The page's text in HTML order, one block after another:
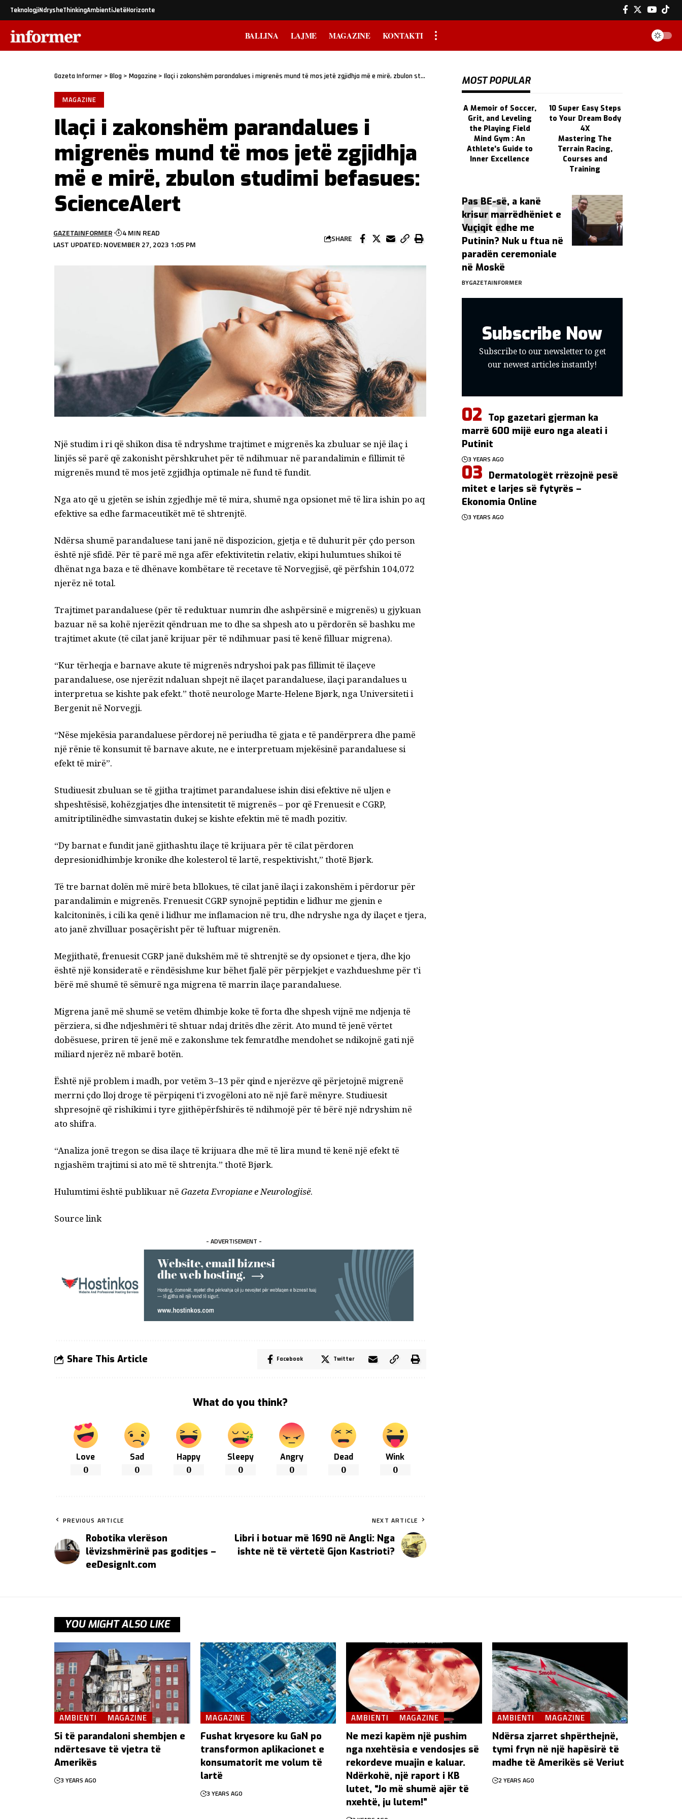
TeknologjiNdrysheThinkingAmbientiJetëHorizonte
BALLINA LAJME MAGAZINE KONTAKTI
Gazeta Informer > Blog > Magazine > Ilaçi i zakonshëm parandalues ​​i migrenës mund të mos jetë zgjidhja më e mirë, zbulon studimi befasues: ScienceAlert
MAGAZINE
Ilaçi i zakonshëm parandalues ​​i
migrenës mund të mos jetë zgjidhja
më e mirë, zbulon studimi befasues:
ScienceAlert
LAST UPDATED: NOVEMBER 27, 2023 1:05 PM
GAZETAINFORMER 4 MIN READ
SHARE
Një studim i ri që shikon disa të ndryshme trajtimet e migrenëska zbuluar se një ilaç i
linjës së parë që zakonisht përshkruhet për të ndihmuar në parandalimin e fillimit të
migrenës mund të mos jetë zgjidhja optimale në fund të fundit.
Nga ato që u gjetën se ishin zgjedhje më të mira, shumë nga opsionet më të lira ishin po aq
efektive sa edhe farmaceutikët më të shtrenjtë.
Ndërsa shumë parandaluese tani janë në dispozicion, gjetja e të duhurit për çdo person
është një sfidë. Për të parë më nga afër efektivitetin relativ, ekipi hulumtues shikoi të
dhënat nga baza e të dhënave kombëtare të recetave të Norvegjisë, që përfshin 104,072
njerëz në total.
Trajtimet parandaluese (për të reduktuar numrin dhe ashpërsinë e migrenës) u gjykuan
bazuar në sa kohë njerëzit qëndruan me to dhe sa shpesh ato u përdorën së bashku me
trajtimet akute (të cilat janë krijuar për të ndihmuar pasi të kenë filluar migrena).
“Kur tërheqja e barnave akute të migrenës ndryshoi pak pas fillimit të ilaçeve
parandaluese, ose njerëzit ndaluan shpejt në ilaçet parandaluese, ilaçi parandalues ​​u
interpretua se kishte pak efekt.” thotë neurologe Marte-Helene Bjørk, nga Universiteti i
Bergenit në Norvegji.
“Nëse mjekësia parandaluese përdorej në periudha të gjata e të pandërprera dhe pamë
një rënie të konsumit të barnave akute, ne e interpretuam mjekësinë parandaluese si
efekt të mirë”.
Studiuesit zbuluan se të gjitha trajtimet parandaluese ishin disi efektive në uljen e
shpeshtësisë, kohëzgjatjes dhe intensitetit të migrenës – por që Frenuesit e CGRP,
amitriptilinëdhe simvastatin dukej se kishte efektin më të madh pozitiv.
“Dy barnat e fundit janë gjithashtu ilaçe të krijuara për të cilat përdoren
depresionidhimbje kronike dhe kolesterol të lartë, respektivisht,” thotë Bjørk.
Të tre barnat dolën më mirë beta bllokues, të cilat janë ilaçi i zakonshëm i përdorur për
parandalimin e migrenës. Frenuesit CGRP synojnë peptidin e lidhur me gjenin e
kalcitoninës, i cilika qenë i lidhur me inflamacion në tru, dhe ndryshe nga dy ilaçet e tjera,
ato janë zhvilluar posaçërisht për të luftuar migrenën.
Megjithatë, frenuesit CGRP janë dukshëm më të shtrenjtë se dy opsionet e tjera, dhe kjo
është një konsideratë e rëndësishme kur bëhet fjalë për përpjekjet e vazhdueshme për t’i
bërë më shumë të sëmurë nga migrena të marrin ilaçe parandaluese.
Migrena janë më shumë se vetëm dhimbje koke të forta dhe shpesh vijnë me ndjenja të
përziera, si dhe ndjeshmëri të shtuar ndaj dritës dhe zërit. Ato mund të jenë vërtet
dobësuese, priren të jenë më e zakonshme tek femratdhe mendohet se ndikojnë gati një
miliardnjerëz në mbarë botën.
Është një problem i madh, por vetëm 3–13 për qind e njerëzve që përjetojnë migrenë
merrni çdo lloj droge të përpiqeni t’i zvogëloni ato në një farë mënyre. Studiuesit
shpresojnë që rishikimi i tyre gjithëpërfshirës të ndihmojë për të bërë një ndryshim në
ato shifra.
“Analiza jonë tregon se disa ilaçe të krijuara dhe më të lira mund të kenë një efekt të
ngjashëm trajtimi si ato më të shtrenjta.” thotë Bjørk.
Hulumtimi është publikuar në Gazeta Evropiane e Neurologjisë.
Source link
- ADVERTISEMENT -
Share This Article Facebook Twitter
What do you think?
Love
0
Sad
0
Happy
0
Sleepy
0
Angry
0
Dead
0
Wink
0
PREVIOUS ARTICLE
Robotika vlerëson
lëvizshmërinë pas goditjes –
eeDesignIt.com
NEXT ARTICLE
Libri i botuar më 1690 në Angli: Nga
ishte në të vërtetë Gjon Kastrioti?
MOST POPULAR
A Memoir of Soccer,
Grit, and Leveling
the Playing Field
10 Super Easy Steps
to Your Dream Body
4X
Mind Gym : An
Athlete's Guide to
Inner Excellence
Mastering The
Terrain Racing,
Courses and
Training
Pas BE-së, a kanë
krisur marrëdhëniet e
Vuçiqit edhe me
Putinin? Nuk u ftua në
paradën ceremoniale
në Moskë
BYGAZETAINFORMER
Subscribe Now
Subscribe to our newsletter to get
our newest articles instantly!
Top gazetari gjerman ka
marrë 600 mijë euro nga aleati i
Putinit
3 YEARS AGO
Dermatologët rrëzojnë pesë
mitet e larjes së fytyrës –
Ekonomia Online
3 YEARS AGO
YOU MIGHT ALSO LIKE
AMBIENTI MAGAZINE
Si të parandaloni shembjen e
ndërtesave të vjetra të
Amerikës
3 YEARS AGO
MAGAZINE
Fushat kryesore ku GaN po
transformon aplikacionet e
konsumatorit me volum të
lartë
3 YEARS AGO
AMBIENTI MAGAZINE
Ne mezi kapëm një pushim
nga nxehtësia e vendosjes së
rekordeve muajin e kaluar.
Ndërkohë, një raport i KB
lutet, “Jo më shumë ajër të
nxehtë, ju lutem!”
AMBIENTI MAGAZINE
Ndërsa zjarret shpërthejnë,
tymi fryn në një hapësirë ​​të
madhe të Amerikës së Veriut
2 YEARS AGO